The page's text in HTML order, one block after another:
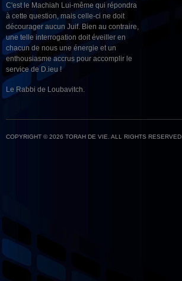
C'est le Machiah Lui-même qui répondra
à cette question, mais celle-ci ne doit
décourager aucun Juif. Bien au contraire,
une telle interrogation doit éveiller en
chacun de nous une énergie et un
enthousiasme accrus pour accomplir le
service de D.ieu !
Le Rabbi de Loubavitch.
COPYRIGHT © 2026 TORAH DE VIE. ALL RIGHTS RESERVED.